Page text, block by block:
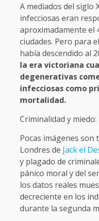
A mediados del siglo
infecciosas eran
aproximadamente el
ciudades. Pero para
había descendido al
la era victoriana
degenerativas
infecciosas como
mortalidad.
Criminalidad y
Pocas imágenes son
Londres de Jack el
y plagado de
pánico moral y del
los datos reales
decreciente en los
durante la segunda